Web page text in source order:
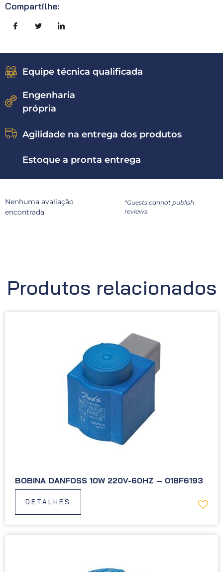
Compartilhe:
Equipe técnica qualificada
Engenharia
própria
Agilidade na entrega dos produtos
Estoque a pronta entrega
Nenhuma avaliação
encontrada
*Guests cannot publish
reviews
Produtos relacionados
BOBINA DANFOSS 10W 220V-60HZ – 018F6193
DETALHES